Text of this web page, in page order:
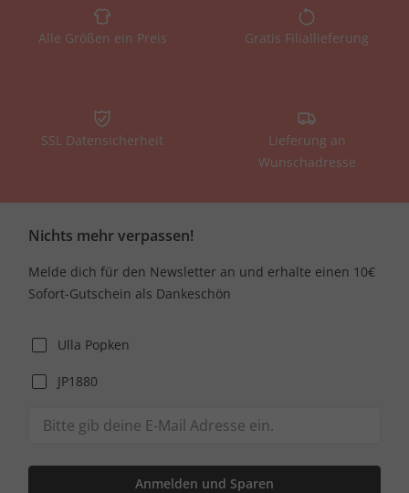
Alle Größen ein Preis Gratis Filiallieferung
SSL Datensicherheit
Lieferung an
Wunschadresse
Nichts mehr verpassen!
Melde dich für den Newsletter an und erhalte einen 10€
Sofort-Gutschein als Dankeschön
Ulla Popken
JP1880
Anmelden und Sparen